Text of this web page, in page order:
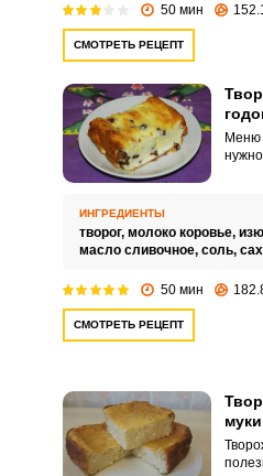
50 мин
СМОТРЕТЬ РЕЦЕПТ
Меню
ИНГРЕДИЕНТЫ
творог, молоко коровье,
масло сливочное, соль,
50 мин
СМОТРЕТЬ РЕЦЕПТ